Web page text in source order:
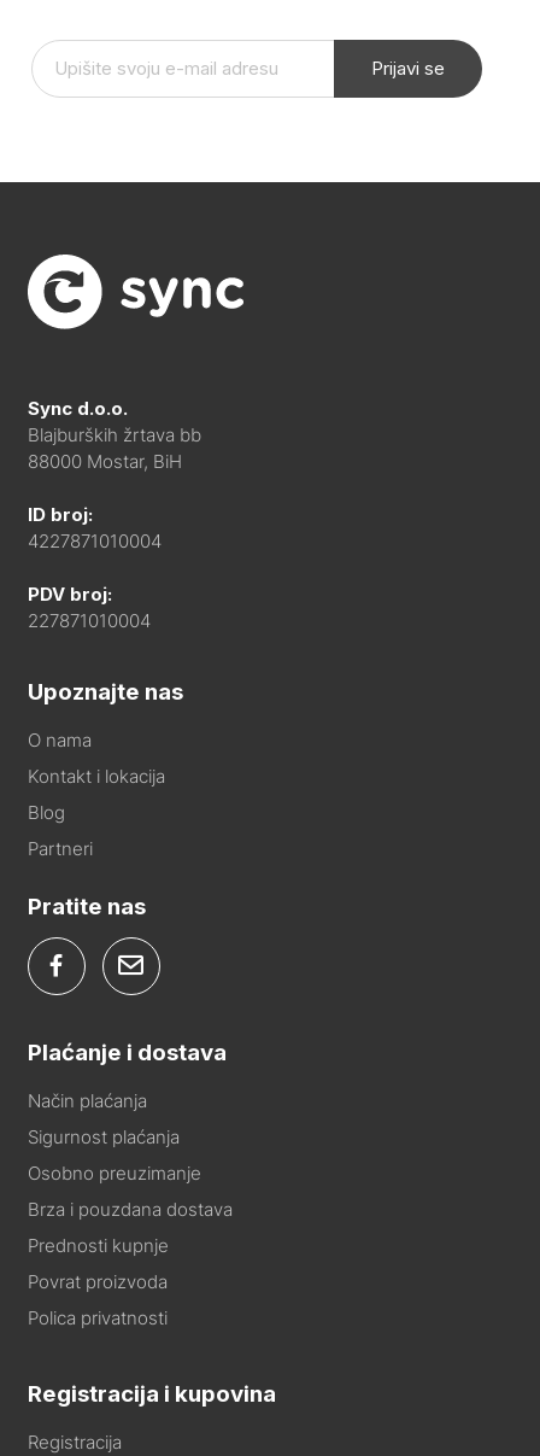
Prijavi se
Sync d.o.o.
Blajburških žrtava bb
88000 Mostar, BiH
ID broj:
4227871010004
PDV broj:
227871010004
Upoznajte nas
O nama
Kontakt i lokacija
Blog
Partneri
Pratite nas
Plaćanje i dostava
Način plaćanja
Sigurnost plaćanja
Osobno preuzimanje
Brza i pouzdana dostava
Prednosti kupnje
Povrat proizvoda
Polica privatnosti
Registracija i kupovina
Registracija